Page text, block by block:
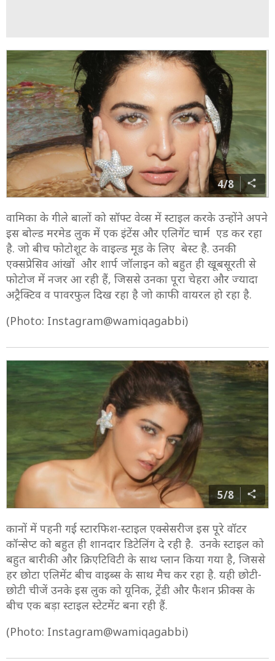
4/8
वामिका के गीले बालों को सॉफ्ट वेव्स में स्टाइल करके उन्होंने अपने
इस बोल्ड मरमेड लुक में एक इंटेंस और एलिगेंट चार्म एड कर रहा
है. जो बीच फोटोशूट के वाइल्ड मूड के लिए बेस्ट है. उनकी
एक्सप्रेसिव आंखों और शार्प जॉलाइन को बहुत ही खूबसूरती से
फोटोज में नजर आ रही हैं, जिससे उनका पूरा चेहरा और ज्यादा
अट्रैक्टिव व पावरफुल दिख रहा है जो काफी वायरल हो रहा है.
(Photo: Instagram@wamiqagabbi)
5/8
कानों में पहनी गई स्टारफिश-स्टाइल एक्सेसरीज इस पूरे वॉटर
कॉन्सेप्ट को बहुत ही शानदार डिटेलिंग दे रही है. उनके स्टाइल को
बहुत बारीकी और क्रिएटिविटी के साथ प्लान किया गया है, जिससे
हर छोटा एलिमेंट बीच वाइब्स के साथ मैच कर रहा है. यही छोटी-
छोटी चीजें उनके इस लुक को यूनिक, ट्रेंडी और फैशन फ्रीक्स के
बीच एक बड़ा स्टाइल स्टेटमेंट बना रही हैं.
(Photo: Instagram@wamiqagabbi)